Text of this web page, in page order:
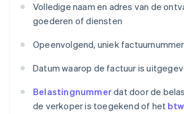
Volledige naam en adres van de
goederen of diensten
Opeenvolgend, uniek factuurnummer
Datum waarop de factuur is
Belastingnummerdat door de
de verkoper is toegekend of het